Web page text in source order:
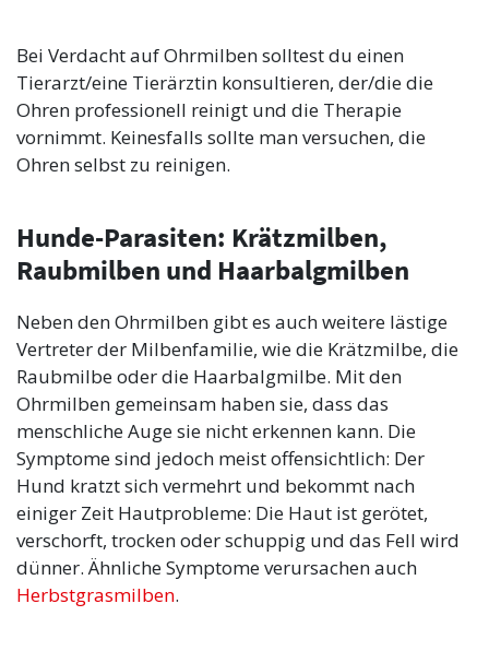
Bei Verdacht auf Ohrmilben solltest du einen
Tierarzt/eine Tierärztin konsultieren, der/die die
Ohren professionell reinigt und die Therapie
vornimmt. Keinesfalls sollte man versuchen, die
Ohren selbst zu reinigen.
Hunde-Parasiten: Krätzmilben,
Raubmilben und Haarbalgmilben
Neben den Ohrmilben gibt es auch weitere lästige
Vertreter der Milbenfamilie, wie die Krätzmilbe, die
Raubmilbe oder die Haarbalgmilbe. Mit den
Ohrmilben gemeinsam haben sie, dass das
menschliche Auge sie nicht erkennen kann. Die
Symptome sind jedoch meist offensichtlich: Der
Hund kratzt sich vermehrt und bekommt nach
einiger Zeit Hautprobleme: Die Haut ist gerötet,
verschorft, trocken oder schuppig und das Fell wird
dünner. Ähnliche Symptome verursachen auch
Herbstgrasmilben.